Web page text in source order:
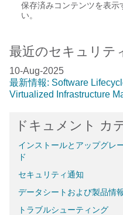
保存済みコンテンツを表示
い。
最近のセキュリテ
10-Aug-2025
最新情報: Software
Virtualized Infrastructure
ドキュメント カ
インストールとアップグレ
ド
セキュリティ通知
データシートおよび製品情
トラブルシューティング